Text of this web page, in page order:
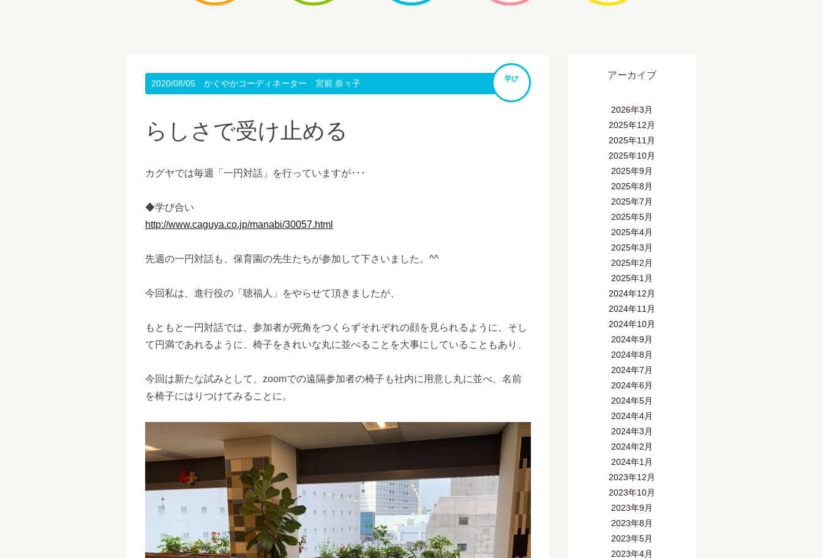
2020/08/05 かぐやかコーディネーター 宮前 奈々子 学び
らしさで受け止める
カグヤでは毎週「一円対話」を行っていますが･･･
◆学び合い
http://www.caguya.co.jp/manabi/30057.html
先週の一円対話も、保育園の先生たちが参加して下さいました。^^
今回私は、進行役の「聴福人」をやらせて頂きましたが、
もともと一円対話では、参加者が死角をつくらずそれぞれの顔を見られるように、そし
て円満であれるように、椅子をきれいな丸に並べることを大事にしていることもあり、
今回は新たな試みとして、zoomでの遠隔参加者の椅子も社内に用意し丸に並べ、名前
を椅子にはりつけてみることに。
アーカイブ
2026年3月
2025年12月
2025年11月
2025年10月
2025年9月
2025年8月
2025年7月
2025年5月
2025年4月
2025年3月
2025年2月
2025年1月
2024年12月
2024年11月
2024年10月
2024年9月
2024年8月
2024年7月
2024年6月
2024年5月
2024年4月
2024年3月
2024年2月
2024年1月
2023年12月
2023年10月
2023年9月
2023年8月
2023年5月
2023年4月